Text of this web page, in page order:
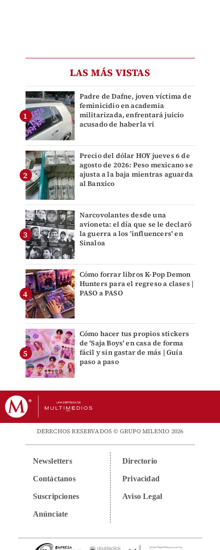
LAS MÁS VISTAS
Padre de Dafne, joven víctima de
feminicidio en academia
militarizada, enfrentará juicio
acusado de haberla vi
Precio del dólar HOY jueves 6 de
agosto de 2026: Peso mexicano se
ajusta a la baja mientras aguarda
al Banxico
Narcovolantes desde una
avioneta: el día que se le declaró
la guerra a los 'influencers' en
Sinaloa
Cómo forrar libros K-Pop Demon
Hunters para el regreso a clases |
PASO a PASO
Cómo hacer tus propios stickers
de 'Saja Boys' en casa de forma
fácil y sin gastar de más | Guía
paso a paso
DERECHOS RESERVADOS © GRUPO MILENIO 2026
Newsletters
Contáctanos
Suscripciones
Anúnciate
Directorio
Privacidad
Aviso Legal